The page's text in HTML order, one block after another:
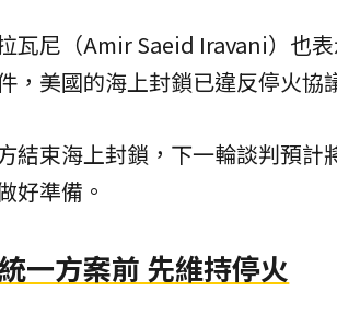
瓦尼（Amir Saeid Iravani）也
，美國的海上封鎖已違反停火協
結束海上封鎖，下一輪談判預計
好準備。
一方案前 先維持停火